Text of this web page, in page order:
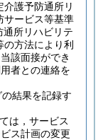
護予防通所リ
サービス等基準
所リハビリテ
の方法により利
該面接ができ
者との連絡を
結果を記録す
は，サービス
ス計画の変更